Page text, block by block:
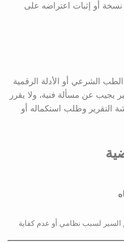
أو إثبات اعتراضه على
الشرعي أو الأدلة الرقمية
يجيب عن مسألة فنية، ولا يقرر
التقرير وطلب استكماله أو
السير لسبب نظامي أو عدم كفاية